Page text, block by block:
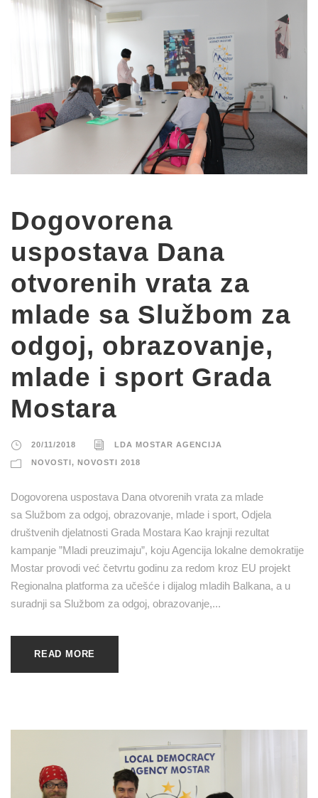
Dogovorena
uspostava Dana
otvorenih vrata za
mlade sa Službom za
odgoj, obrazovanje,
mlade i sport Grada
Mostara
20/11/2018 LDA MOSTAR AGENCIJA
NOVOSTI, NOVOSTI 2018
Dogovorena uspostava Dana otvorenih vrata za mlade
sa Službom za odgoj, obrazovanje, mlade i sport, Odjela
društvenih djelatnosti Grada Mostara Kao krajnji rezultat
kampanje ”Mladi preuzimaju”, koju Agencija lokalne demokratije
Mostar provodi već četvrtu godinu za redom kroz EU projekt
Regionalna platforma za učešće i dijalog mladih Balkana, a u
suradnji sa Službom za odgoj, obrazovanje,...
READ MORE